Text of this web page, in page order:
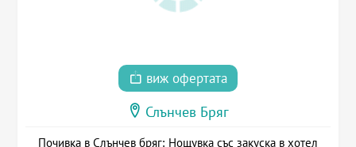
виж офертата
Слънчев Бряг
Почивка в Слънчев бряг: Нощувка със закуска в хотел